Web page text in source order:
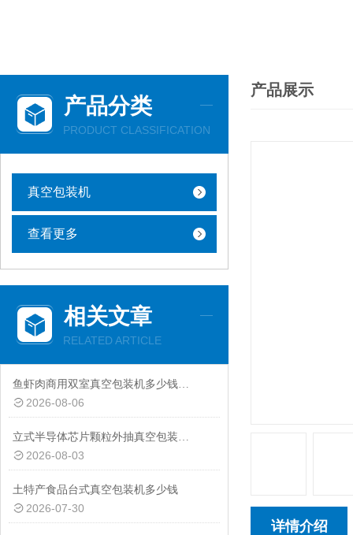
产品分类
PRODUCT CLASSIFICATION
真空包装机
查看更多
相关文章
RELATED ARTICLE
鱼虾肉商用双室真空包装机多少钱一台
2026-08-06
立式半导体芯片颗粒外抽真空包装机厂家
2026-08-03
土特产食品台式真空包装机多少钱
2026-07-30
产品展示
详情介绍